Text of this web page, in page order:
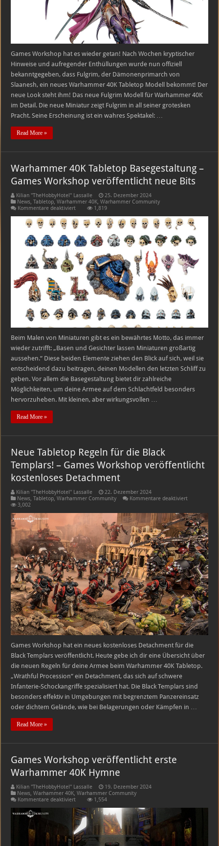
Games Workshop hat es wieder getan! Nach Wochen kryptischer
Hinweise und aufregender Enthüllungen wurde nun offiziell
bekanntgegeben, dass Fulgrim, der Dämonenprimarch von
Slaanesh, ein neues Warhammer 40K Tabletop Modell bekommt! Der
neue Look steht ihm! Das neue Fulgrim Modell für Warhammer 40K
im Detail. Die neue Miniatur zeigt Fulgrim in all seiner grotesken
Pracht. Seine Erscheinung ist ein wahres Spektakel: …
Read More »
Warhammer 40K Tabletop Basegestaltung –
Games Workshop veröffentlicht neue Bits
Kilian "TheHobbyHotel" Lassalle
25. Dezember 2024
News,Tabletop,Warhammer 40K,Warhammer Community
Kommentare deaktiviertfür
40K
Tabletop
Basegestaltung
–
Games
Workshop
veröffentlicht
neue
1,819
Beim Malen von Miniaturen gibt es ein bewährtes Motto, das immer
wieder zutrifft: „Basen und Gesichter lassen Miniaturen großartig
aussehen.“ Diese beiden Elemente ziehen den Blick auf sich, weil sie
entscheidend dazu beitragen, deinen Modellen den letzten Schliff zu
geben. Vor allem die Basegestaltung bietet dir zahlreiche
Möglichkeiten, um deine Armee auf dem Schlachtfeld besonders
hervorzuheben. Mit kleinen, aber wirkungsvollen …
Read More »
Neue Tabletop Regeln für die Black
Templars! – Games Workshop veröffentlicht
kostenloses Detachment
Kilian "TheHobbyHotel" Lassalle
22. Dezember 2024
News,Tabletop,Warhammer Community Kommentare deaktiviertfür
Regeln
für
die
Black
Templars!
–
Games
Workshop
kostenloses
Detachment
3,002
Games Workshop hat ein neues kostenloses Detachment für die
Black Templars veröffentlicht. Heute gebe ich dir eine Übersicht über
die neuen Regeln für deine Armee beim Warhammer 40K Tabletop.
„Wrathful Procession“ ein Detachment, das sich auf schwere
Infanterie-Schockangriffe spezialisiert hat. Die Black Templars sind
besonders effektiv in Umgebungen mit begrenztem Panzereinsatz
oder dichtem Gelände, wie bei Belagerungen oder Kämpfen in …
Read More »
Games Workshop veröffentlicht erste
Warhammer 40K Hymne
Kilian "TheHobbyHotel" Lassalle
19. Dezember 2024
News,Warhammer 40K,Warhammer Community
Kommentare deaktiviertfür
Workshop
veröffentlicht
erste
Warhammer
40K
Hymne
1,554